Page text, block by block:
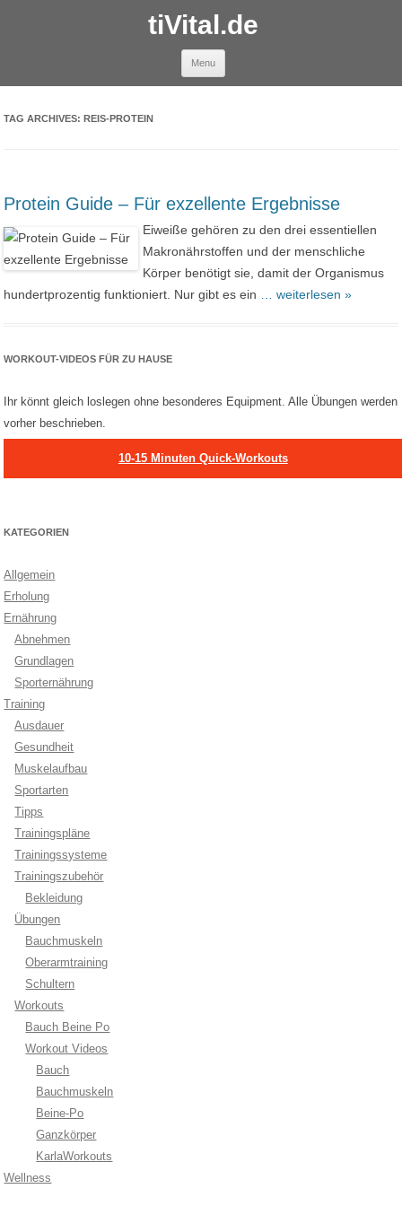
tiVital.de
Menu
TAG ARCHIVES:REIS-PROTEIN
Protein Guide – Für exzellente Ergebnisse
Eiweiße gehören zu den drei essentiellen
Makronährstoffen und der menschliche
Körper benötigt sie, damit der Organismus
hundertprozentig funktioniert. Nur gibt es ein
… weiterlesen »
WORKOUT-VIDEOS FÜR ZU HAUSE
Ihr könnt gleich loslegen ohne besonderes Equipment. Alle Übungen werden
vorher beschrieben.
10-15 Minuten Quick-Workouts
KATEGORIEN
Allgemein
Erholung
Ernährung
Abnehmen
Grundlagen
Sporternährung
Training
Ausdauer
Gesundheit
Muskelaufbau
Sportarten
Tipps
Trainingspläne
Trainingssysteme
Trainingszubehör
Bekleidung
Übungen
Bauchmuskeln
Oberarmtraining
Schultern
Workouts
Bauch Beine Po
Workout Videos
Bauch
Bauchmuskeln
Beine-Po
Ganzkörper
KarlaWorkouts
Wellness